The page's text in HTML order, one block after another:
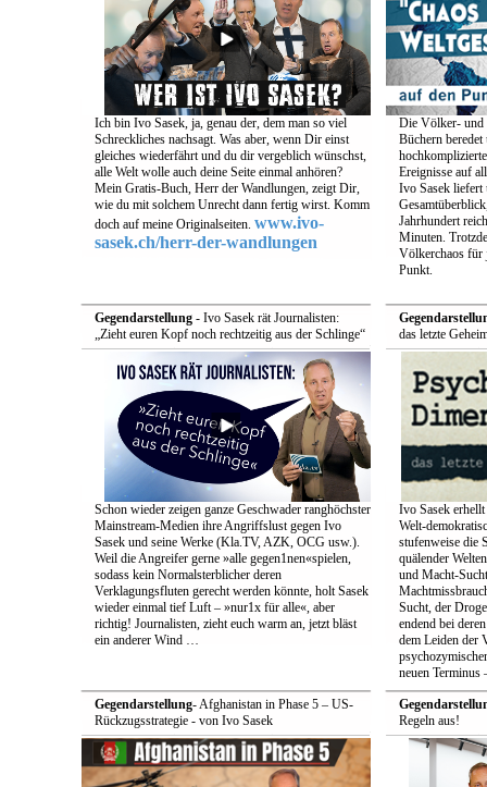
Ich bin Ivo Sasek, ja, genau der, dem man so viel
Schreckliches nachsagt. Was aber, wenn Dir einst
gleiches wiederfährt und du dir vergeblich wünschst,
alle Welt wolle auch deine Seite einmal anhören?
Mein Gratis-Buch, Herr der Wandlungen, zeigt Dir,
wie du mit solchem Unrecht dann fertig wirst. Komm
doch auf meine Originalseiten. www.ivo-
sasek.ch/herr-der-wandlungen
Die Völker- und
Büchern beredet
Ereignisse auf
Ivo Sasek liefert
Jahrhundert
Minuten.
Völkerchaos für
Punkt.
Gegendarstellung- Ivo Sasek rät Journalisten:
„Zieht euren Kopf noch rechtzeitig aus der Schlinge“
Schon wieder zeigen ganze Geschwader ranghöchster
Mainstream-Medien ihre Angriffslust gegen Ivo
Sasek und seine Werke (Kla.TV, AZK, OCG usw.).
Weil die Angreifer gerne »alle gegen1nen«spielen,
sodass kein Normalsterblicher deren
Verklagungsfluten gerecht werden könnte, holt Sasek
wieder einmal tief Luft – »nur1x für alle«, aber
richtig! Journalisten, zieht euch warm an, jetzt bläst
ein anderer Wind …
das letzte
Ivo Sasek
Welt-
stufenweise die
quälender
und Macht-
Sucht, der
endend bei
dem Leiden der
neuen Terminus
Gegendarstellung- Afghanistan in Phase 5 – US-
Rückzugsstrategie - von Ivo Sasek
Regeln aus!